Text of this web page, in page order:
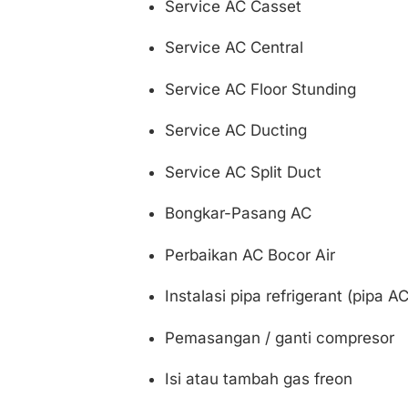
Service AC Casset
Service AC Central
Service AC Floor Stunding
Service AC Ducting
Service AC Split Duct
Bongkar-Pasang AC
Perbaikan AC Bocor Air
Instalasi pipa refrigerant (pipa
Pemasangan / ganti compresor
Isi atau tambah gas freon